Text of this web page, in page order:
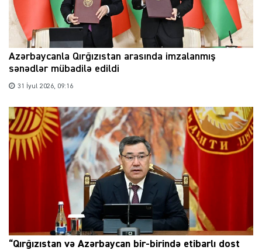
Azərbaycanla Qırğızıstan arasında imzalanmış
sənədlər mübadilə edildi
31 İyul 2026, 09:16
“Qırğızıstan və Azərbaycan bir-birində etibarlı dost